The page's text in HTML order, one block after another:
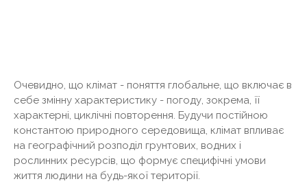
Очевидно, що клімат - поняття глобальне, що включає в
себе змінну характеристику - погоду, зокрема, її
характерні, циклічні повторення. Будучи постійною
константою природного середовища, клімат впливає
на географічний розподіл грунтових, водних і
рослинних ресурсів, що формує специфічні умови
життя людини на будь-якої території.